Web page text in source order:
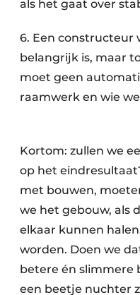
als het gaat over
6. Een constructeur
belangrijk is, maar
moet geen
raamwerk en wie
Kortom: zullen we
op het
met bouwen,
we het gebouw, als
elkaar kunnen
worden. Doen we
betere én slimmere
een beetje nuchter